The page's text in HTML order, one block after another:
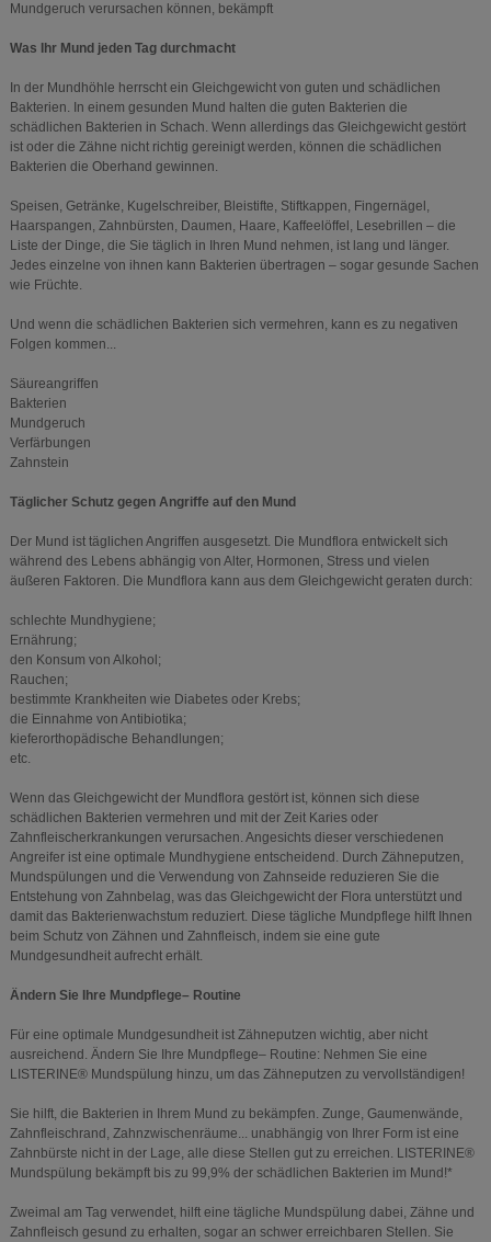
Mundgeruch verursachen können, bekämpft
Was Ihr Mund jeden Tag durchmacht
In der Mundhöhle herrscht ein Gleichgewicht von guten und schädlichen
Bakterien. In einem gesunden Mund halten die guten Bakterien die
schädlichen Bakterien in Schach. Wenn allerdings das Gleichgewicht gestört
ist oder die Zähne nicht richtig gereinigt werden, können die schädlichen
Bakterien die Oberhand gewinnen.
Speisen, Getränke, Kugelschreiber, Bleistifte, Stiftkappen, Fingernägel,
Haarspangen, Zahnbürsten, Daumen, Haare, Kaffeelöffel, Lesebrillen – die
Liste der Dinge, die Sie täglich in Ihren Mund nehmen, ist lang und länger.
Jedes einzelne von ihnen kann Bakterien übertragen – sogar gesunde Sachen
wie Früchte.
Und wenn die schädlichen Bakterien sich vermehren, kann es zu negativen
Folgen kommen...
Säureangriffen
Bakterien
Mundgeruch
Verfärbungen
Zahnstein
Täglicher Schutz gegen Angriffe auf den Mund
Der Mund ist täglichen Angriffen ausgesetzt. Die Mundflora entwickelt sich
während des Lebens abhängig von Alter, Hormonen, Stress und vielen
äußeren Faktoren. Die Mundflora kann aus dem Gleichgewicht geraten durch:
schlechte Mundhygiene;
Ernährung;
den Konsum von Alkohol;
Rauchen;
bestimmte Krankheiten wie Diabetes oder Krebs;
die Einnahme von Antibiotika;
kieferorthopädische Behandlungen;
etc.
Wenn das Gleichgewicht der Mundflora gestört ist, können sich diese
schädlichen Bakterien vermehren und mit der Zeit Karies oder
Zahnfleischerkrankungen verursachen. Angesichts dieser verschiedenen
Angreifer ist eine optimale Mundhygiene entscheidend. Durch Zähneputzen,
Mundspülungen und die Verwendung von Zahnseide reduzieren Sie die
Entstehung von Zahnbelag, was das Gleichgewicht der Flora unterstützt und
damit das Bakterienwachstum reduziert. Diese tägliche Mundpflege hilft Ihnen
beim Schutz von Zähnen und Zahnfleisch, indem sie eine gute
Mundgesundheit aufrecht erhält.
Ändern Sie Ihre Mundpflege– Routine
Für eine optimale Mundgesundheit ist Zähneputzen wichtig, aber nicht
ausreichend. Ändern Sie Ihre Mundpflege– Routine: Nehmen Sie eine
LISTERINE® Mundspülung hinzu, um das Zähneputzen zu vervollständigen!
Sie hilft, die Bakterien in Ihrem Mund zu bekämpfen. Zunge, Gaumenwände,
Zahnfleischrand, Zahnzwischenräume... unabhängig von Ihrer Form ist eine
Zahnbürste nicht in der Lage, alle diese Stellen gut zu erreichen. LISTERINE®
Mundspülung bekämpft bis zu 99,9% der schädlichen Bakterien im Mund!*
Zweimal am Tag verwendet, hilft eine tägliche Mundspülung dabei, Zähne und
Zahnfleisch gesund zu erhalten, sogar an schwer erreichbaren Stellen. Sie